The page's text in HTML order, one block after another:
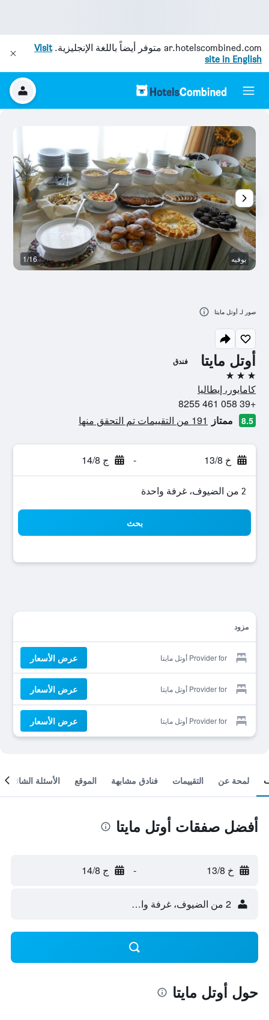
ar.hotelscombined.com متوفر أيضاً باللغة الإنجليزية.Visit
site in English
أوتل مايتا فندق
3 نجوم
كامايور، إيطاليا
+39 058 461 8255
8.5 ممتاز 191 من التقييمات تم التحقق منها
خ 13/8 - ج 14/8
2 من الضيوف، غرفة واحدة
بحث
مزود
Provider for أوتل مايتا عرض الأسعار
Provider for أوتل مايتا عرض الأسعار
Provider for أوتل مايتا عرض الأسعار
بوفيه 1/16
صور لـ أوتل مايتا
لمحة عن التقييمات فنادق مشابهة الموقع الأسئلة الشائعة
أفضل صفقات أوتل مايتا
خ 13/8 - ج 14/8
2 من الضيوف، غرفة واحدة
حول أوتل مايتا